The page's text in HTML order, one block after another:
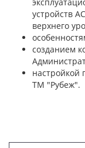
устройств
верхнего
созданием
настройкой
ТМ "Рубеж".